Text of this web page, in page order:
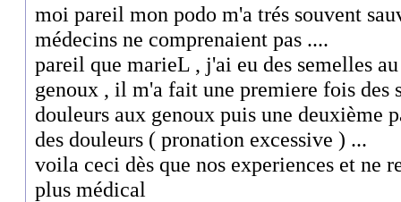
moi pareil mon podo m'a trés souvent
médecins ne comprenaient pas ....
pareil que marieL , j'ai eu des semelles
genoux , il m'a fait une premiere fois des
douleurs aux genoux puis une deuxième
des douleurs ( pronation excessive ) ...
voila ceci dès que nos experiences et ne
plus médical